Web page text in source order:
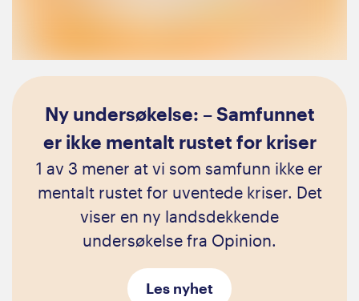
Ny undersøkelse: – Samfunnet
er ikke mentalt rustet for kriser
1 av 3 mener at vi som samfunn ikke er
mentalt rustet for uventede kriser. Det
viser en ny landsdekkende
undersøkelse fra Opinion.
Les nyhet